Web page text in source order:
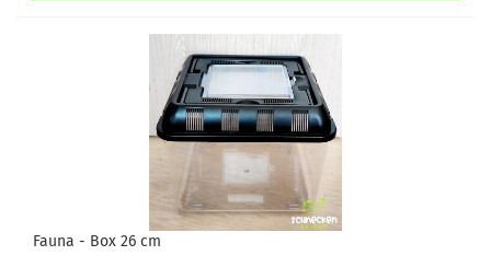
Fauna - Box 26 cm